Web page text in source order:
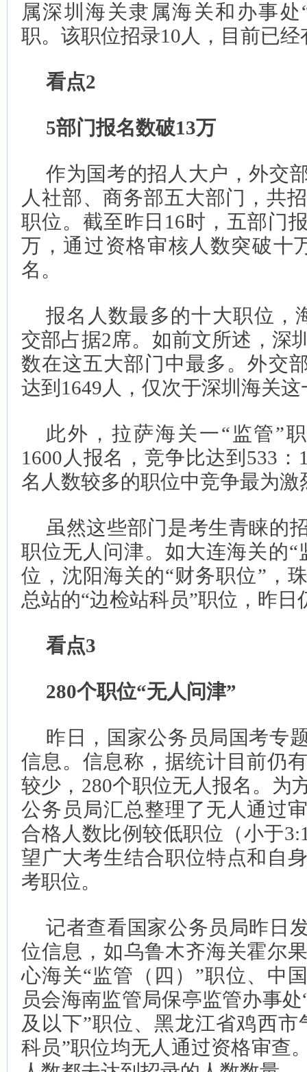
属深圳海关隶属海关和办事
职。该职位招录10人，目前已经
看点2
5部门报名数破13万
作为国考的招人大户，外交
人社部、商务部五大部门，共
职位。截至昨日16时，五部门
万，通过资格审核人数突破十
名。
报名人数最多的十大职位，
交部占据2席。如前文所述，深
数在这五大部门中最多。外交
达到1649人，仅次于深圳海关
此外，拉萨海关一“监管”
1600人报名，竞争比达到533
名人数较多的职位中竞争最为激
虽然这些部门是考生青睐的
职位无人问津。如大连海关的“
位，沈阳海关的“财务职位”，
总站的“边检站科员”职位，昨日
看点3
280个职位“无人问津”
昨日，国家公务员局国考专
信息。信息称，据统计目前仍
较少，280个职位无人报名。为
公务员局汇总整理了无人通过
合格人数比例较低职位（小于
望广大考生结合职位特点和自
考职位。
记者查看国家公务员局昨日
位信息，如乌鲁木齐海关霍尔
心海关“监管（四）”职位、中
员会海南监管局保亭监管办事
及以下”职位、黑龙江省鸡西市
科员”职位均无人通过资格审查